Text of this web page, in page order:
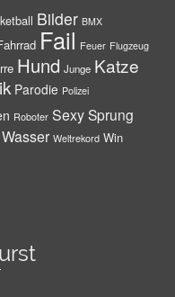
Bilder BMX
Fail Feuer Flugzeug
Hund Junge Katze
Parodie Polizei
Roboter SexySprung
Wasser Weltrekord Win